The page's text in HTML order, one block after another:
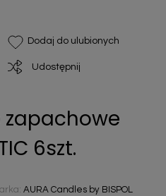
Dodaj do ulubionych
Udostępnij
zapachowe
6szt.
AURA Candles by BISPOL